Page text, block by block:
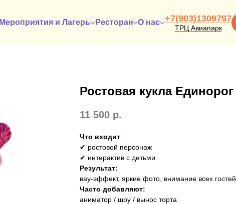
Мероприятия и Лагерь Ресторан О нас +7(903)1309797
ТРЦ Авиапарк
Ростовая кукла Единорог
11 500 р.
Что входит:
✔ ростовой персонаж
✔ интерактив с детьми
Результат:
вау-эффект, яркие фото, внимание всех гостей
Часто добавляют:
аниматор / шоу / вынос торта